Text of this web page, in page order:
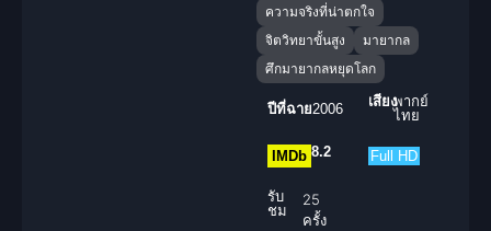
ความจริงที่น่าตกใจ
จิตวิทยาขั้นสูง
มายากล
ศึกมายากลหยุดโลก
ปีที่ฉาย2006 เสียงพากย์
ไทย
IMDb 8.2 Full HD
รับ
ชม
25
ครั้ง